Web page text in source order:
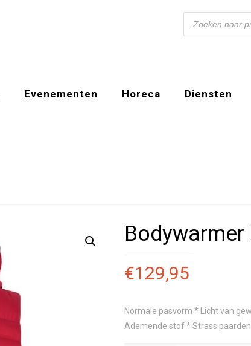
Evenementen Horeca Diensten
Producten
zoeken
Bodywarmer
€129,95
Normale pasvorm * Licht van
Ademende stof * Strass